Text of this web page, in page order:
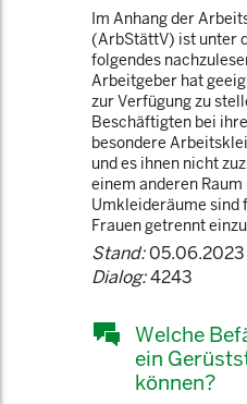
Im Anhang der
(ArbStättV) ist unter
folgendes
Arbeitgeber hat
zur Verfügung zu
Beschäftigten bei
besondere
und es ihnen nicht
einem anderen
Umkleideräume sind
Frauen getrennt
Stand:05.06.2023
Dialog:4243
Welche
ein
können?